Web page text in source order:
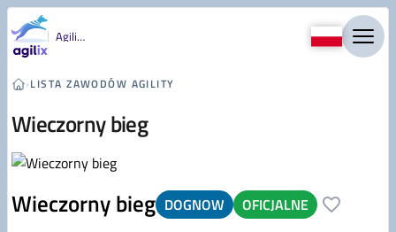
Przejdź do treści
Agility
›LISTA ZAWODÓW AGILITY
Wieczorny bieg
Wieczorny bieg DOGNOW OFICJALNE